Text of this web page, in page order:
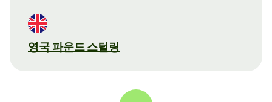
영국 파운드 스털링